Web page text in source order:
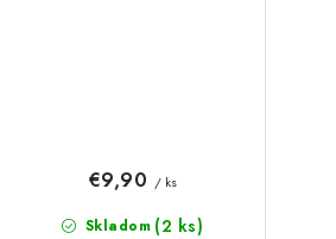
Skladom (2 ks)
€9,90 / ks